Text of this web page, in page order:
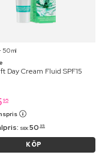
50 ml
Day Cream Fluid SPF15
95
SEK 50 95
KÖP